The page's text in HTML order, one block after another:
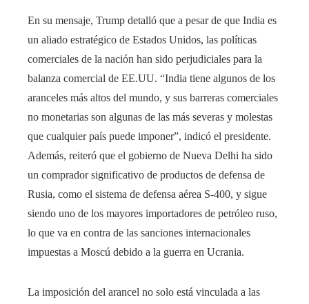
En su mensaje, Trump detalló que a pesar de que India es
un aliado estratégico de Estados Unidos, las políticas
comerciales de la nación han sido perjudiciales para la
balanza comercial de EE.UU. “India tiene algunos de los
aranceles más altos del mundo, y sus barreras comerciales
no monetarias son algunas de las más severas y molestas
que cualquier país puede imponer”, indicó el presidente.
Además, reiteró que el gobierno de Nueva Delhi ha sido
un comprador significativo de productos de defensa de
Rusia, como el sistema de defensa aérea S-400, y sigue
siendo uno de los mayores importadores de petróleo ruso,
lo que va en contra de las sanciones internacionales
impuestas a Moscú debido a la guerra en Ucrania.
La imposición del arancel no solo está vinculada a las